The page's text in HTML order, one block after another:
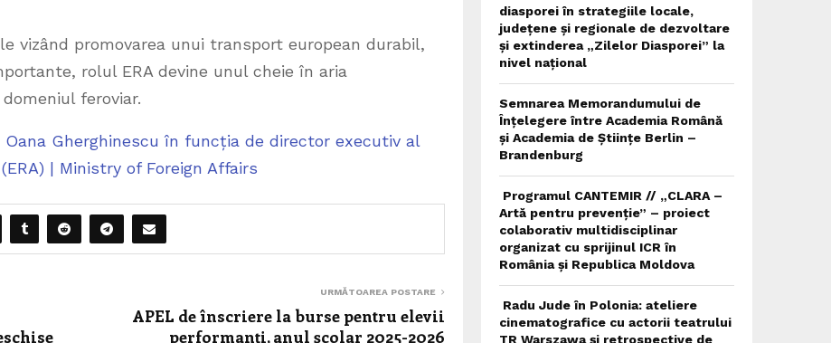
vizând promovarea unui transport european durabil,
rolul ERA devine unul cheie în aria
feroviar.
Oana Gherghinescu în funcția de director executiv al
| Ministry of Foreign Affairs
URMĂTOAREA POSTARE
APEL de înscriere la burse pentru elevii
performanți, anul școlar 2025-2026
diasporei în strategiile locale,
județene și regionale de dezvoltare
și extinderea „Zilelor Diasporei” la
nivel național
Semnarea Memorandumului de
Înțelegere între Academia Română
și Academia de Științe Berlin –
Brandenburg
Programul CANTEMIR // „CLARA –
Artă pentru prevenție” – proiect
colaborativ multidisciplinar
organizat cu sprijinul ICR în
România și Republica Moldova
Radu Jude în Polonia: ateliere
cinematografice cu actorii teatrului
TR Warszawa și retrospective de